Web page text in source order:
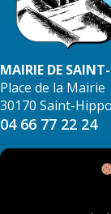
MAIRIE DE
Place de la Mairie
30170 Saint-
04 66 77 22 24